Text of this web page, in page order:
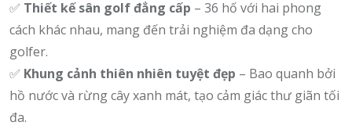
✅ Thiết kế sân golf đẳng cấp – 36 hố với hai phong
cách khác nhau, mang đến trải nghiệm đa dạng cho
golfer.
✅ Khung cảnh thiên nhiên tuyệt đẹp – Bao quanh bởi
hồ nước và rừng cây xanh mát, tạo cảm giác thư giãn tối
đa.